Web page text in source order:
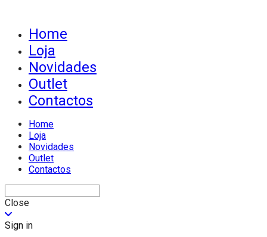
Home
Loja
Novidades
Outlet
Contactos
Home
Loja
Novidades
Outlet
Contactos
Close
Sign in